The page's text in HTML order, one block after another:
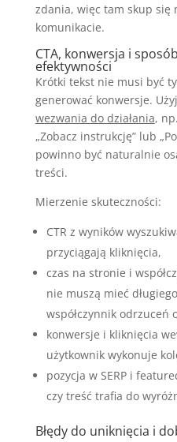
zdania, więc tam skup się
komunikacie.
CTA, konwersja i
efektywności
Krótki tekst nie musi być
generować konwersje.
wezwania do działania,
„Zobacz instrukcję” lub
powinno być naturalnie
treści.
Mierzenie skuteczności:
CTR z wyników
przyciągają kliknięcia,
czas na stronie i
nie muszą mieć
współczynnik odrzuceń
konwersje i kliknięcia
użytkownik wykonuje
pozycja w SERP i
czy treść trafia do
Błędy do uniknięcia i